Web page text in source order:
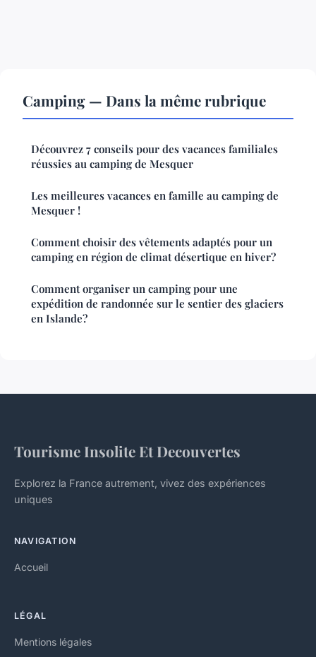
Camping — Dans la même rubrique
Découvrez 7 conseils pour des vacances familiales
réussies au camping de Mesquer
Les meilleures vacances en famille au camping de
Mesquer !
Comment choisir des vêtements adaptés pour un
camping en région de climat désertique en hiver?
Comment organiser un camping pour une
expédition de randonnée sur le sentier des glaciers
en Islande?
Tourisme Insolite Et Decouvertes
Explorez la France autrement, vivez des expériences
uniques
NAVIGATION
Accueil
LÉGAL
Mentions légales